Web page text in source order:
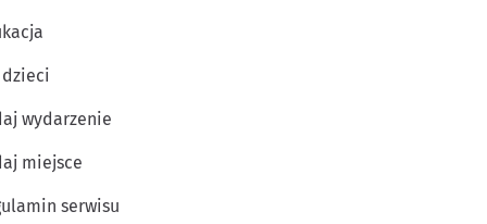
dzieci
wydarzenie
miejsce
serwisu